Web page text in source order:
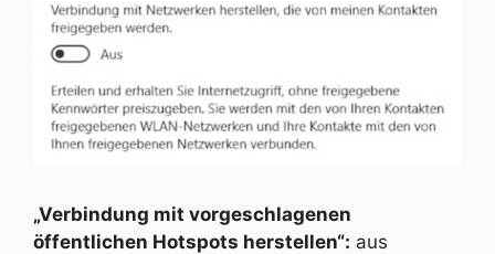
„Verbindung mit vorgeschlagenen
öffentlichen Hotspots herstellen“: aus